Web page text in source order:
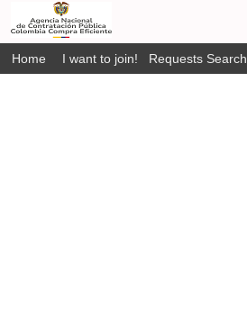
Home I want to join! Requests Search